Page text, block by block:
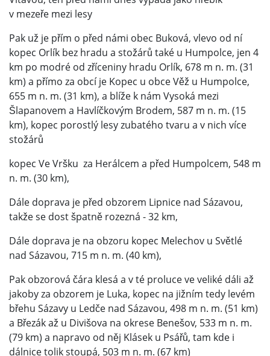
v mezeře mezi lesy
Pak už je přím o před námi obec Buková, vlevo od ní
kopec Orlík bez hradu a stožárů také u Humpolce, jen 4
km po modré od zříceniny hradu Orlík, 678 m n. m. (31
km) a přímo za obcí je Kopec u obce Věž u Humpolce,
655 m n. m. (31 km), a blíže k nám Vysoká mezi
Šlapanovem a Havlíčkovým Brodem, 587 m n. m. (15
km), kopec porostlý lesy zubatého tvaru a v nich více
stožárů
kopec Ve Vršku za Herálcem a před Humpolcem, 548 m
n. m. (30 km),
Dále doprava je před obzorem Lipnice nad Sázavou,
takže se dost špatně rozezná - 32 km,
Dále doprava je na obzoru kopec Melechov u Světlé
nad Sázavou, 715 m n. m. (40 km),
Pak obzorová čára klesá a v té proluce ve veliké dáli až
jakoby za obzorem je Luka, kopec na jižním tedy levém
břehu Sázavy u Ledče nad Sázavou, 498 m n. m. (51 km)
a Březák až u Divišova na okrese Benešov, 533 m n. m.
(79 km) a napravo od něj Klásek u Psářů, tam kde i
dálnice tolik stoupá, 503 m n. m. (67 km)